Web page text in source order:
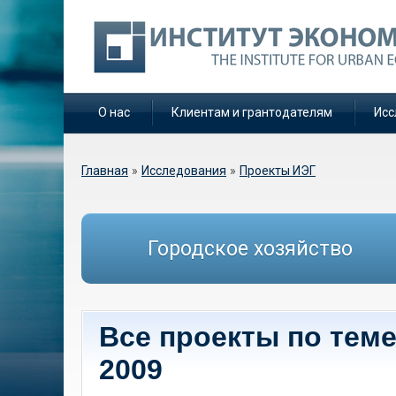
О нас Клиентам и грантодателям
Вы здесь
Главная » Исследования » Проекты ИЭГ
Городское хозяйство
Все проекты по
2009